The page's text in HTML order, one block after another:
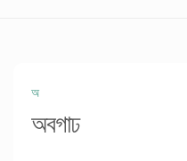
অ
অবগাঢ